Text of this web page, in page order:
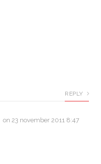
REPLY
on 23 november 2011 8:47